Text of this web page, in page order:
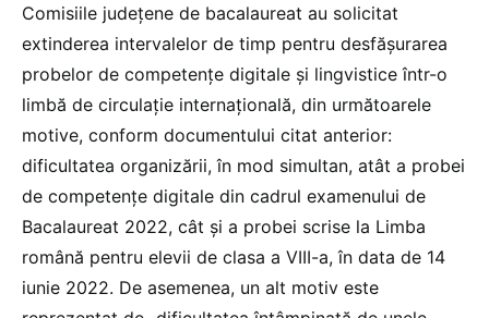
Comisiile județene de bacalaureat au solicitat
extinderea intervalelor de timp pentru desfășurarea
probelor de competențe digitale și lingvistice într-o
limbă de circulație internațională, din următoarele
motive, conform documentului citat anterior:
dificultatea organizării, în mod simultan, atât a probei
de competențe digitale din cadrul examenului de
Bacalaureat 2022, cât și a probei scrise la Limba
română pentru elevii de clasa a VIII-a, în data de 14
iunie 2022. De asemenea, un alt motiv este